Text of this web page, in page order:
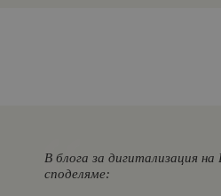
В блога за дигитализация на
споделяме: